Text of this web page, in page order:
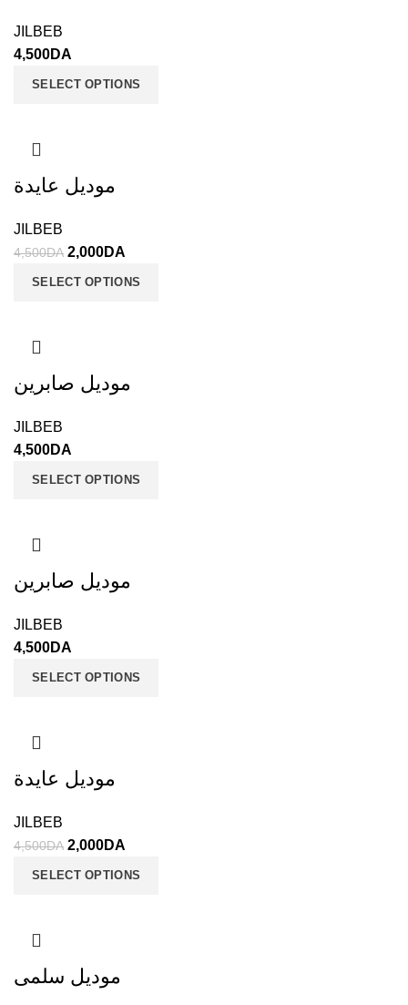
JILBEB
4,500DA
SELECT OPTIONS
موديل عايدة
JILBEB
4,500DA 2,000DA
SELECT OPTIONS
موديل صابرين
JILBEB
4,500DA
SELECT OPTIONS
موديل صابرين
JILBEB
4,500DA
SELECT OPTIONS
موديل عايدة
JILBEB
4,500DA 2,000DA
SELECT OPTIONS
موديل سلمى